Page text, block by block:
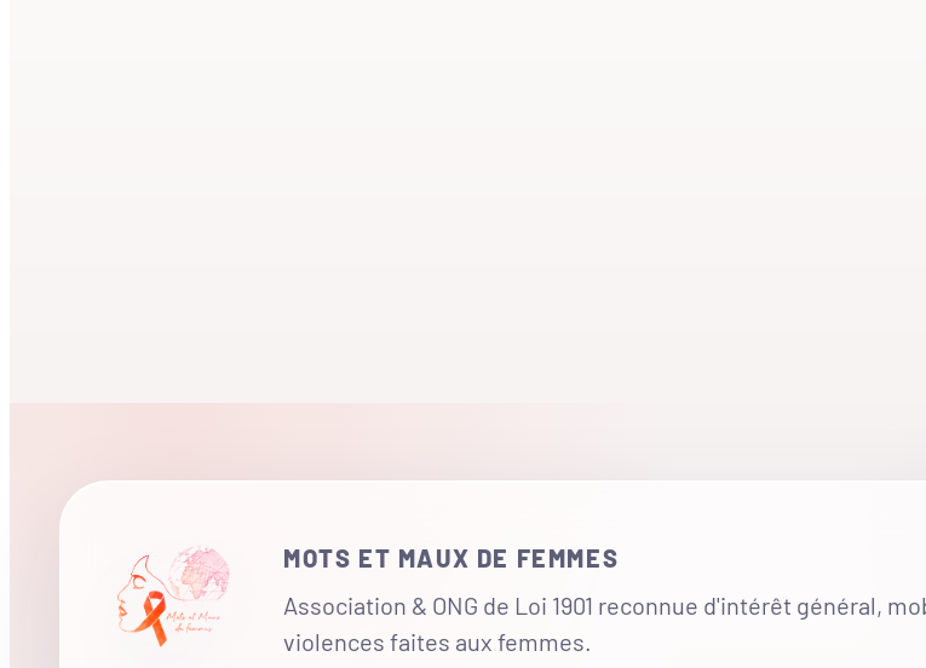
MOTS ET MAUX DE FEMMES
Association & ONG de Loi 1901 reconnue d'intérêt général,
violences faites aux femmes.